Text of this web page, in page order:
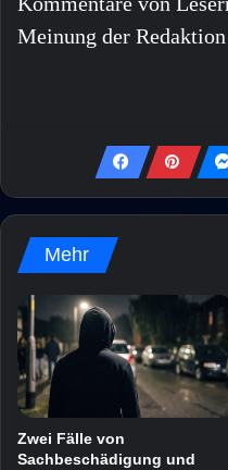
Meinung der
Mehr
Zwei Fälle von
Sachbeschädigung und